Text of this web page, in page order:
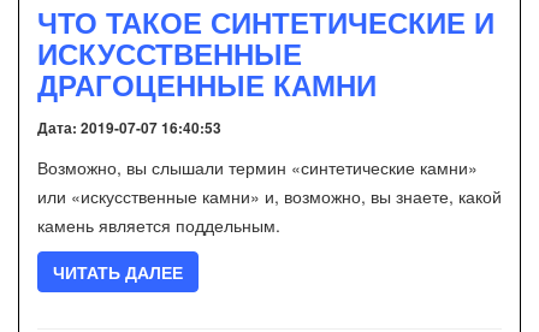
ЧТО ТАКОЕ СИНТЕТИЧЕСКИЕ И
ИСКУССТВЕННЫЕ
ДРАГОЦЕННЫЕ КАМНИ
Дата: 2019-07-07 16:40:53
Возможно, вы слышали термин «синтетические камни»
или «искусственные камни» и, возможно, вы знаете, какой
камень является поддельным.
ЧИТАТЬ ДАЛЕЕ